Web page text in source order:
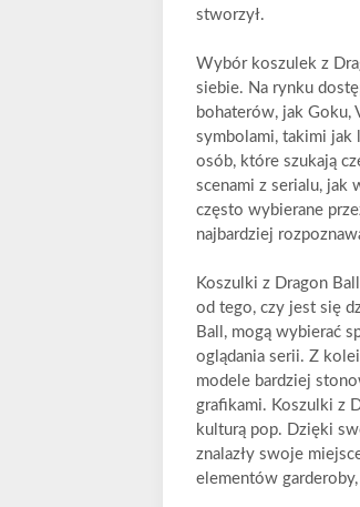
stworzył.
Wybór koszulek z
siebie. Na rynku
bohaterów, jak Goku,
symbolami, takimi jak
osób, które szukają
scenami z serialu, jak
często wybierane
najbardziej
Koszulki z Dragon
od tego, czy jest się
Ball, mogą wybierać
oglądania serii. Z
modele bardziej
grafikami. Koszulki z
kulturą pop. Dzięki
znalazły swoje
elementów